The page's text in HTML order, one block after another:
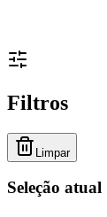
Filtros
Limpar
Seleção atual